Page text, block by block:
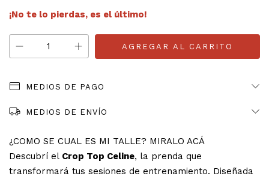
¡No te lo pierdas, es el último!
MEDIOS DE PAGO
MEDIOS DE ENVÍO
¿COMO SE CUAL ES MI TALLE? MIRALO ACÁ
Descubrí el Crop Top Celine, la prenda que
transformará tus sesiones de entrenamiento. Diseñada